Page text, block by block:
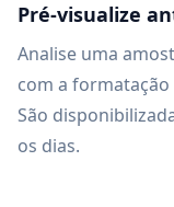
Pré-visualize
Analise uma
com a
São
os dias.